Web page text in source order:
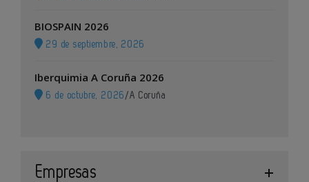
BIOSPAIN 2026
29 de septiembre, 2026
Iberquimia A Coruña 2026
6 de octubre, 2026 /A Coruña
Empresas